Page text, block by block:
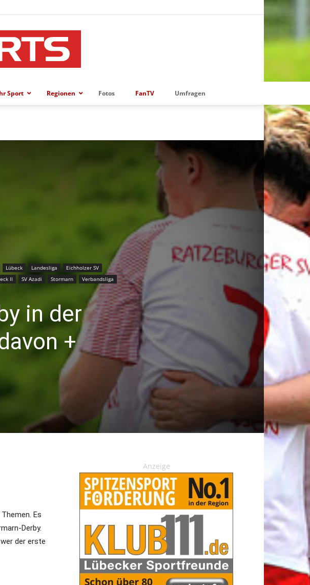
Sport Regionen Fotos FanTV Umfragen
Lübeck Landesliga
Eichholzer SV
II SV Azadi Stormarn
Verbandsliga
in der
+
Es
Derby.
der erste
Anzeige